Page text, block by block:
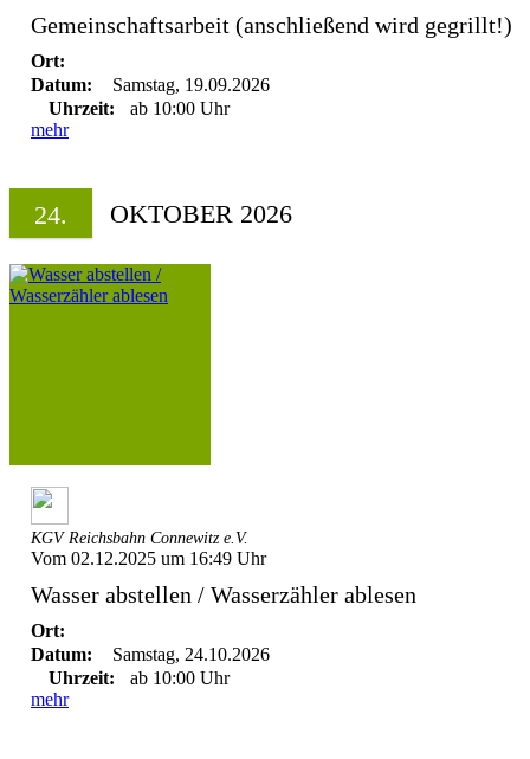
Gemeinschaftsarbeit (anschließend wird gegrillt!)
Ort:
Datum:
Samstag, 19.09.2026
Uhrzeit:
ab 10:00 Uhr
mehr
24. OKTOBER 2026
KGV Reichsbahn Connewitz e.V.
Vom 02.12.2025 um 16:49 Uhr
Wasser abstellen / Wasserzähler ablesen
Ort:
Datum:
Samstag, 24.10.2026
Uhrzeit:
ab 10:00 Uhr
mehr